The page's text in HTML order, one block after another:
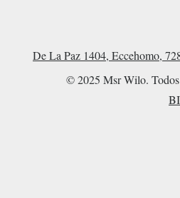
De La Paz 1404, Eccehomo,
© 2025 Msr Wilo. Todos